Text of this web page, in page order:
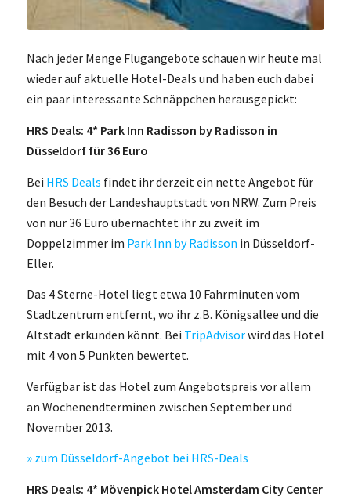
Nach jeder Menge Flugangebote schauen wir heute mal
wieder auf aktuelle Hotel-Deals und haben euch dabei
ein paar interessante Schnäppchen herausgepickt:
HRS Deals: 4* Park Inn Radisson by Radisson in
Düsseldorf für 36 Euro
Bei HRS Deals findet ihr derzeit ein nette Angebot für
den Besuch der Landeshauptstadt von NRW. Zum Preis
von nur 36 Euro übernachtet ihr zu zweit im
Doppelzimmer im Park Inn by Radisson in Düsseldorf-
Eller.
Das 4 Sterne-Hotel liegt etwa 10 Fahrminuten vom
Stadtzentrum entfernt, wo ihr z.B. Königsallee und die
Altstadt erkunden könnt. Bei TripAdvisorwird das Hotel
mit 4 von 5 Punkten bewertet.
Verfügbar ist das Hotel zum Angebotspreis vor allem
an Wochenendterminen zwischen September und
November 2013.
» zum Düsseldorf-Angebot bei HRS-Deals
HRS Deals: 4* Mövenpick Hotel Amsterdam City Center